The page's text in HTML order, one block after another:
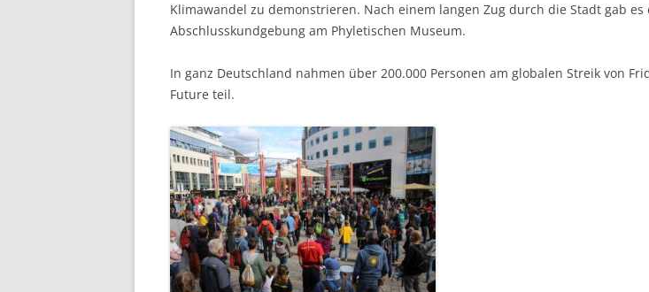
Klimawandel zu demonstrieren. Nach einem langen Zug durch die Stadt gab es
Abschlusskundgebung am Phyletischen Museum.
In ganz Deutschland nahmen über 200.000 Personen am globalen Streik von
Future teil.